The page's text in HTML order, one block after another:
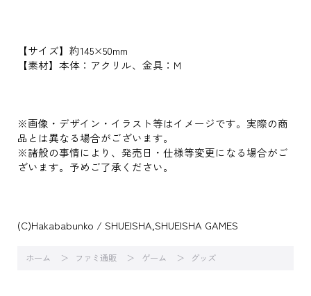
【サイズ】約145×50mm
【素材】本体：アクリル、金具：M
※画像・デザイン・イラスト等はイメージです。実際の商
品とは異なる場合がございます。
※諸般の事情により、発売日・仕様等変更になる場合がご
ざいます。予めご了承ください。
(C)Hakababunko / SHUEISHA,SHUEISHA GAMES
ホーム ファミ通販 ゲーム グッズ